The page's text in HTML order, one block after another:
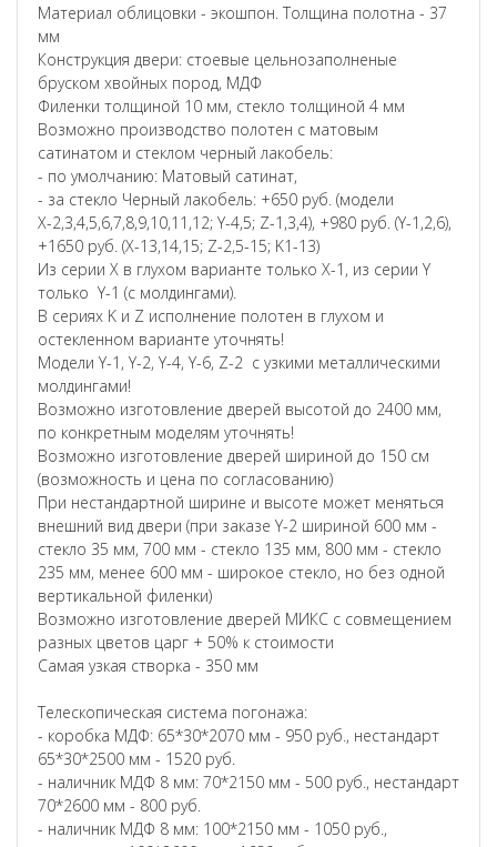
Материал облицовки - экошпон. Толщина полотна - 37
мм
Конструкция двери: стоевые цельнозаполненые
бруском хвойных пород, МДФ
Филенки толщиной 10 мм, стекло толщиной 4 мм
Возможно производство полотен с матовым
сатинатом и стеклом черный лакобель:
- по умолчанию: Матовый сатинат,
- за стекло Черный лакобель: +650 руб. (модели
Х-2,3,4,5,6,7,8,9,10,11,12; Y-4,5; Z-1,3,4), +980 руб. (Y-1,2,6),
+1650 руб. (X-13,14,15; Z-2,5-15; K1-13)
Из серии X в глухом варианте только X-1, из серии Y
только Y-1 (с молдингами).
В сериях K и Z исполнение полотен в глухом и
остекленном варианте уточнять!
Модели Y-1, Y-2, Y-4, Y-6, Z-2 с узкими металлическими
молдингами!
Возможно изготовление дверей высотой до 2400 мм,
по конкретным моделям уточнять!
Возможно изготовление дверей шириной до 150 см
(возможность и цена по согласованию)
При нестандартной ширине и высоте может меняться
внешний вид двери (при заказе Y-2 шириной 600 мм -
стекло 35 мм, 700 мм - стекло 135 мм, 800 мм - стекло
235 мм, менее 600 мм - широкое стекло, но без одной
вертикальной филенки)
Возможно изготовление дверей МИКС с совмещением
разных цветов царг + 50% к стоимости
Самая узкая створка - 350 мм
Телескопическая система погонажа:
- коробка МДФ: 65*30*2070 мм - 950 руб., нестандарт
65*30*2500 мм - 1520 руб.
- наличник МДФ 8 мм: 70*2150 мм - 500 руб., нестандарт
70*2600 мм - 800 руб.
- наличник МДФ 8 мм: 100*2150 мм - 1050 руб.,